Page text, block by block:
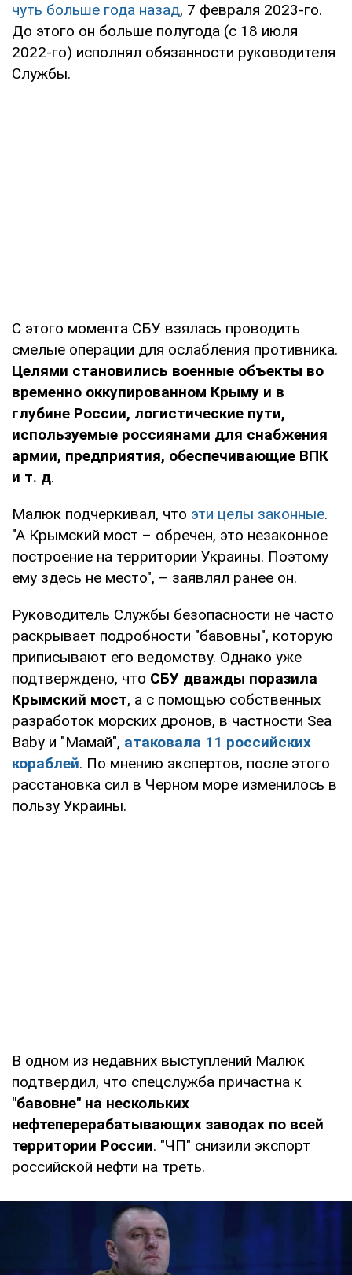
чуть больше года назад, 7 февраля 2023-го.
До этого он больше полугода (с 18 июля
2022-го) исполнял обязанности руководителя
Службы.
С этого момента СБУ взялась проводить
смелые операции для ослабления противника.
Целями становились военные объекты во
временно оккупированном Крыму и в
глубине России, логистические пути,
используемые россиянами для снабжения
армии, предприятия, обеспечивающие ВПК
и т. д.
Малюк подчеркивал, что эти целы законные.
"А Крымский мост – обречен, это незаконное
построение на территории Украины. Поэтому
ему здесь не место", – заявлял ранее он.
Руководитель Службы безопасности не часто
раскрывает подробности "бавовны", которую
приписывают его ведомству. Однако уже
подтверждено, что СБУ дважды поразила
Крымский мост, а с помощью собственных
разработок морских дронов, в частности Sea
Baby и "Мамай", атаковала 11 российских
кораблей. По мнению экспертов, после этого
расстановка сил в Черном море изменилось в
пользу Украины.
В одном из недавних выступлений Малюк
подтвердил, что спецслужба причастна к
"бавовне" на нескольких
нефтеперерабатывающих заводах по всей
территории России. "ЧП" снизили экспорт
российской нефти на треть.